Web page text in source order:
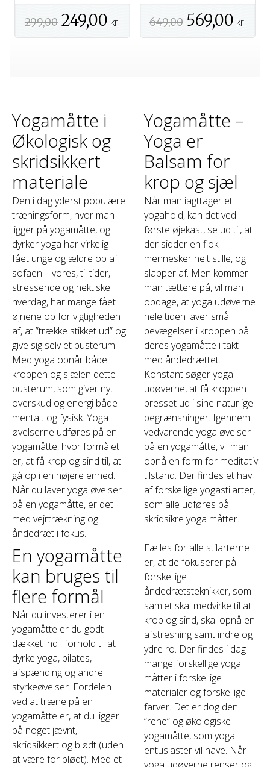
299,00 249,00 kr. 649,00 569,00 kr.
Yogamåtte i
Økologisk og
skridsikkert
materiale
Den i dag yderst populære
træningsform, hvor man
ligger på yogamåtte, og
dyrker yoga har virkelig
fået unge og ældre op af
sofaen. I vores, til tider,
stressende og hektiske
hverdag, har mange fået
øjnene op for vigtigheden
af, at ”trække stikket ud” og
give sig selv et pusterum.
Med yoga opnår både
kroppen og sjælen dette
pusterum, som giver nyt
overskud og energi både
mentalt og fysisk. Yoga
øvelserne udføres på en
yogamåtte, hvor formålet
er, at få krop og sind til, at
gå op i en højere enhed.
Når du laver yoga øvelser
på en yogamåtte, er det
med vejrtrækning og
åndedræt i fokus.
En yogamåtte
kan bruges til
flere formål
Når du investerer i en
yogamåtte er du godt
dækket ind i forhold til at
dyrke yoga, pilates,
afspænding og andre
styrkeøvelser. Fordelen
ved at træne på en
yogamåtte er, at du ligger
på noget jævnt,
skridsikkert og blødt (uden
at være for blødt). Med et
Yogamåtte –
Yoga er
Balsam for
krop og sjæl
Når man iagttager et
yogahold, kan det ved
første øjekast, se ud til, at
der sidder en flok
mennesker helt stille, og
slapper af. Men kommer
man tættere på, vil man
opdage, at yoga udøverne
hele tiden laver små
bevægelser i kroppen på
deres yogamåtte i takt
med åndedrættet.
Konstant søger yoga
udøverne, at få kroppen
presset ud i sine naturlige
begrænsninger. Igennem
vedvarende yoga øvelser
på en yogamåtte, vil man
opnå en form for meditativ
tilstand. Der findes et hav
af forskellige yogastilarter,
som alle udføres på
skridsikre yoga måtter.
Fælles for alle stilarterne
er, at de fokuserer på
forskellige
åndedrætsteknikker, som
samlet skal medvirke til at
krop og sind, skal opnå en
afstresning samt indre og
ydre ro. Der findes i dag
mange forskellige yoga
måtter i forskellige
materialer og forskellige
farver. Det er dog den
”rene” og økologiske
yogamåtte, som yoga
entusiaster vil have. Når